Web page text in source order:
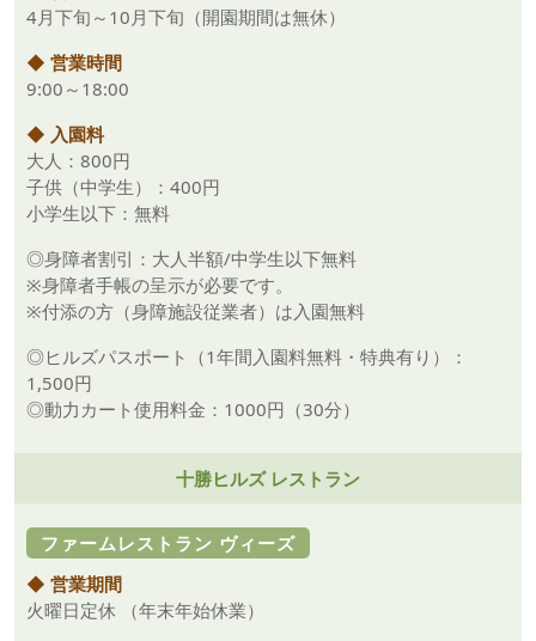
4月下旬～10月下旬（開園期間は無休）
◆ 営業時間
9:00～18:00
◆ 入園料
大人：800円
子供（中学生）：400円
小学生以下：無料
◎身障者割引：大人半額/中学生以下無料
※身障者手帳の呈示が必要です。
※付添の方（身障施設従業者）は入園無料
◎ヒルズパスポート（1年間入園料無料・特典有り）：
1,500円
◎動力カート使用料金：1000円（30分）
十勝ヒルズ レストラン
ファームレストラン ヴィーズ
◆ 営業期間
火曜日定休 （年末年始休業）